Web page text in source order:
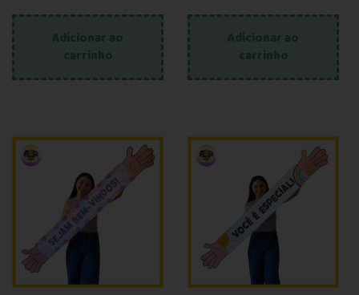
Adicionar ao
carrinho
Adicionar ao
carrinho